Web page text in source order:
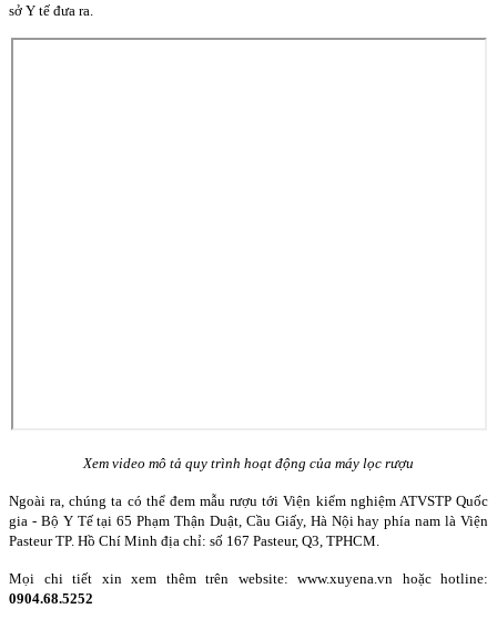
sở Y tế đưa ra.
Xem video mô tả quy trình hoạt động của máy lọc rượu
Ngoài ra, chúng ta có thể đem mẫu rượu tới Viện kiểm nghiệm ATVSTP Quốc
gia - Bộ Y Tế tại 65 Phạm Thận Duật, Cầu Giấy, Hà Nội hay phía nam là Viện
Pasteur TP. Hồ Chí Minh địa chỉ: số 167 Pasteur, Q3, TPHCM.
Mọi chi tiết xin xem thêm trên website: www.xuyena.vn hoặc hotline:
0904.68.5252